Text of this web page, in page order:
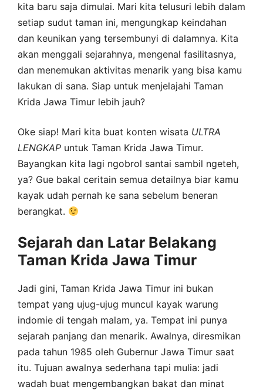
kita baru saja dimulai. Mari kita telusuri lebih dalam
setiap sudut taman ini, mengungkap keindahan
dan keunikan yang tersembunyi di dalamnya. Kita
akan menggali sejarahnya, mengenal fasilitasnya,
dan menemukan aktivitas menarik yang bisa kamu
lakukan di sana. Siap untuk menjelajahi Taman
Krida Jawa Timur lebih jauh?
Oke siap! Mari kita buat konten wisata ULTRA
LENGKAP untuk Taman Krida Jawa Timur.
Bayangkan kita lagi ngobrol santai sambil ngeteh,
ya? Gue bakal ceritain semua detailnya biar kamu
kayak udah pernah ke sana sebelum beneran
berangkat.
Sejarah dan Latar Belakang
Taman Krida Jawa Timur
Jadi gini, Taman Krida Jawa Timur ini bukan
tempat yang ujug-ujug muncul kayak warung
indomie di tengah malam, ya. Tempat ini punya
sejarah panjang dan menarik. Awalnya, diresmikan
pada tahun 1985 oleh Gubernur Jawa Timur saat
itu. Tujuan awalnya sederhana tapi mulia: jadi
wadah buat mengembangkan bakat dan minat